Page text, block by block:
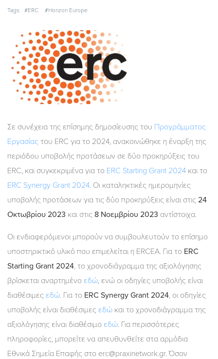
Tags: #ERC #Horizon Europe
Σε συνέχεια της επίσημης δημοσίευσης του Προγράμματος
Εργασίας του ERC για το 2024, ανακοινώθηκε η έναρξη της
περιόδου υποβολής προτάσεων σε δύο προκηρύξεις του
ERC, και συγκεκριμένα για το ERC Starting Grant 2024 και το
ERC Synergy Grant 2024. Οι καταληκτικές ημερομηνίες
υποβολής προτάσεων για τις δύο προκηρύξεις είναι στις 24
Οκτωβρίου 2023 και στις 8 Νοεμβρίου 2023 αντίστοιχα.
Οι ενδιαφερόμενοι μπορούν να συμβουλευτούν το επίσημο
υποστηρικτικό υλικό που επιμελείται η ERCEA. Για το ERC
Starting Grant 2024, το χρονοδιάγραμμα της αξιολόγησης
βρίσκεται αναρτημένο εδώ, ενώ οι οδηγίες υποβολής είναι
διαθέσιμες εδώ. Για το ERC Synergy Grant 2024, οι οδηγίες
υποβολής είναι διαθέσιμες εδώ και το χρονοδιάγραμμα της
αξιολόγησης είναι διαθέσιμο εδώ. Για περισσότερες
πληροφορίες, μπορείτε να απευθυνθείτε στα αρμόδια
Εθνικά Σημεία Επαφής στο erc@praxinetwork.gr. Όσον